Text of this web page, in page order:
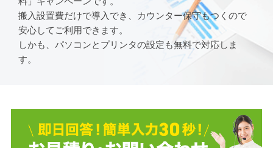
搬入設置費だけで導入でき、カウンター保守もつくので
安心してご利用できます。
しかも、パソコンとプリンタの設定も無料で対応しま
す。